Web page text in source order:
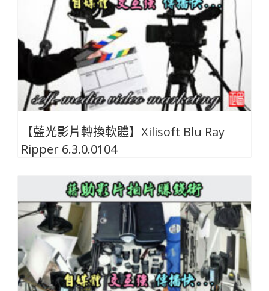
【藍光影片轉換軟體】Xilisoft Blu Ray
Ripper 6.3.0.0104